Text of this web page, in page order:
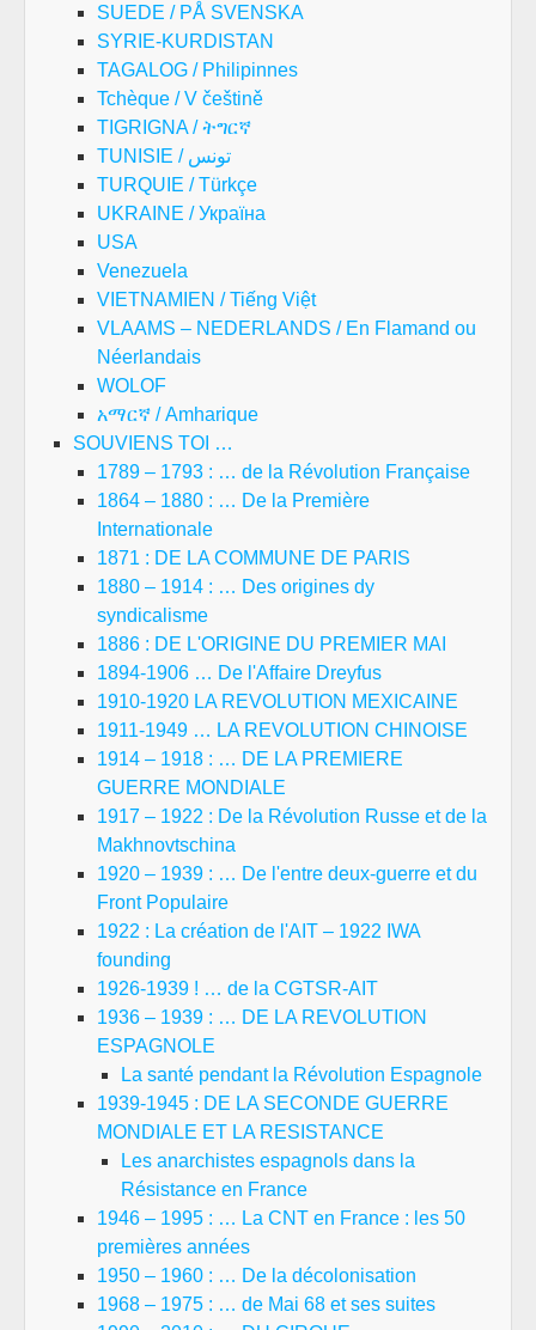
SUEDE / PÅ SVENSKA
SYRIE-KURDISTAN
TAGALOG / Philipinnes
Tchèque / V češtině
TIGRIGNA / ትግርኛ
TUNISIE / تونس
TURQUIE / Türkçe
UKRAINE / Україна
USA
Venezuela
VIETNAMIEN / Tiếng Việt
VLAAMS – NEDERLANDS / En Flamand ou
Néerlandais
WOLOF
አማርኛ / Amharique
SOUVIENS TOI …
1789 – 1793 : … de la Révolution Française
1864 – 1880 : … De la Première
Internationale
1871 : DE LA COMMUNE DE PARIS
1880 – 1914 : … Des origines dy
syndicalisme
1886 : DE L'ORIGINE DU PREMIER MAI
1894-1906 … De l'Affaire Dreyfus
1910-1920 LA REVOLUTION MEXICAINE
1911-1949 … LA REVOLUTION CHINOISE
1914 – 1918 : … DE LA PREMIERE
GUERRE MONDIALE
1917 – 1922 : De la Révolution Russe et de la
Makhnovtschina
1920 – 1939 : … De l'entre deux-guerre et du
Front Populaire
1922 : La création de l'AIT – 1922 IWA
founding
1926-1939 ! … de la CGTSR-AIT
1936 – 1939 : … DE LA REVOLUTION
ESPAGNOLE
La santé pendant la Révolution Espagnole
1939-1945 : DE LA SECONDE GUERRE
MONDIALE ET LA RESISTANCE
Les anarchistes espagnols dans la
Résistance en France
1946 – 1995 : … La CNT en France : les 50
premières années
1950 – 1960 : … De la décolonisation
1968 – 1975 : … de Mai 68 et ses suites